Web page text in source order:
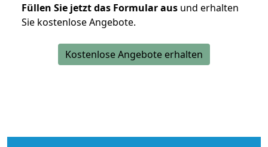
Füllen Sie jetzt das Formular aus und erhalten
Sie kostenlose Angebote.
Kostenlose Angebote erhalten